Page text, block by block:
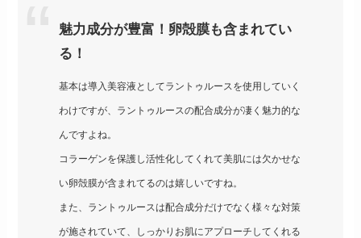
魅力成分が豊富！卵殻膜も含まれてい
る！
基本は導入美容液としてラントゥルースを使用していく
わけですが、ラントゥルースの配合成分が凄く魅力的な
んですよね。
コラーゲンを保護し活性化してくれて美肌には欠かせな
い卵殻膜が含まれてるのは嬉しいですね。
また、ラントゥルースは配合成分だけでなく様々な対策
が施されていて、しっかりお肌にアプローチしてくれる